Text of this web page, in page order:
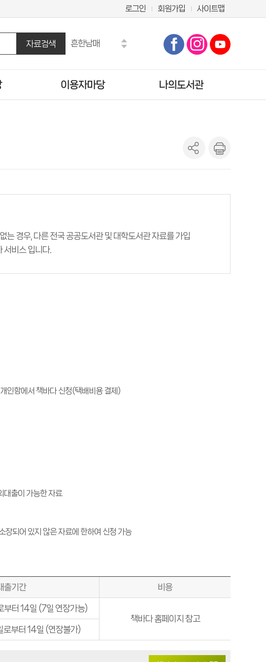
로그인 회원가입 사이트맵
자료검색
흔한남매
만화
마법천자문
히가시노 게이고
이용자마당
양주시 시험·채용정보
나의도서관
희망도서신청조회
나의신청정보
는 경우, 다른 전국 공공도서관 및 대학도서관 자료를 가입
서비스 입니다.
인함에서 책바다 신청(택배비용 결제)
대출이 가능한 자료
장되어 있지 않은 자료에 한하여 신청 가능
출기간 비용
부터 14일 (7일 연장가능)
책바다 홈페이지 참고
로부터 14일 (연장불가)